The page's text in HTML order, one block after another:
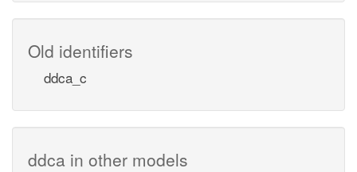
Old identifiers
ddca_c
ddca in other models